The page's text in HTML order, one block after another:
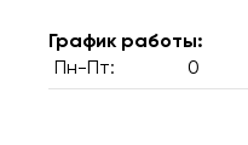
График работы:
Пн-Пт:
0